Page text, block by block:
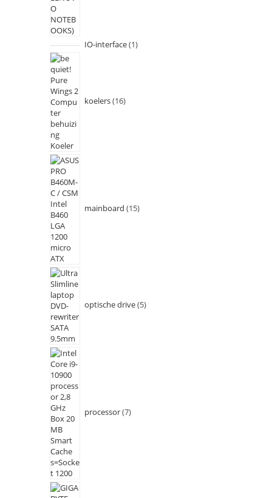
IO-interface 1
koelers 16
mainboard 15
optische drive 5
processor 7